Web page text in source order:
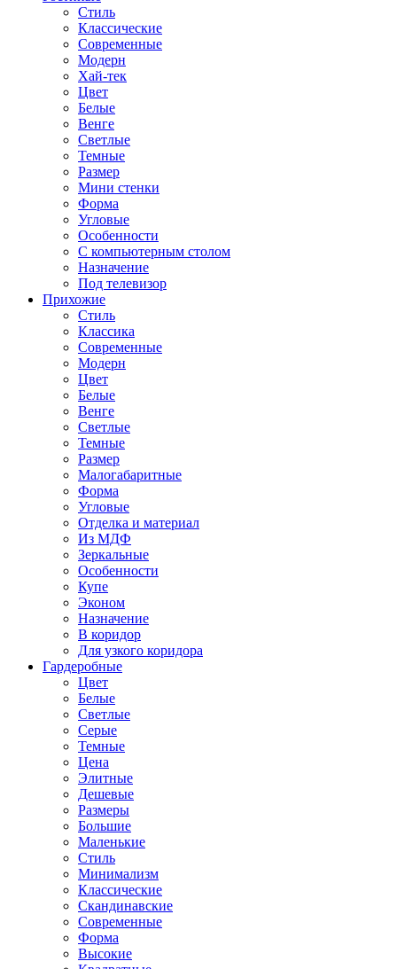
Стиль
Классические
Современные
Модерн
Хай-тек
Цвет
Белые
Венге
Светлые
Темные
Размер
Мини стенки
Форма
Угловые
Особенности
С компьютерным столом
Назначение
Под телевизор
Прихожие
Стиль
Классика
Современные
Модерн
Цвет
Белые
Венге
Светлые
Темные
Размер
Малогабаритные
Форма
Угловые
Отделка и материал
Из МДФ
Зеркальные
Особенности
Купе
Эконом
Назначение
В коридор
Для узкого коридора
Гардеробные
Цвет
Белые
Светлые
Серые
Темные
Цена
Элитные
Дешевые
Размеры
Большие
Маленькие
Стиль
Минимализм
Классические
Скандинавские
Современные
Форма
Высокие